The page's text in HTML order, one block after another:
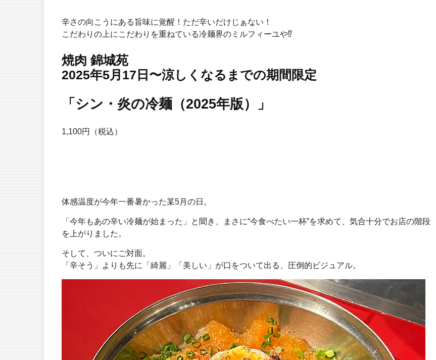
辛さの向こうにある旨味に覚醒！ただ辛いだけじぁない！
こだわりの上にこだわりを重ねている冷麺界のミルフィーユや⁉
焼肉 錦城苑
2025年5月17日〜涼しくなるまでの期間限定
「シン・炎の冷麺（2025年版）」
1,100円（税込）
体感温度が今年一番暑かった某5月の日。
「今年もあの辛い冷麺が始まった」と聞き、まさに“今食べたい一杯”を求めて、気合十分でお店の階段
を上がりました。
そして、ついにご対面。
「辛そう」よりも先に「綺麗」「美しい」が口をついて出る、圧倒的ビジュアル。